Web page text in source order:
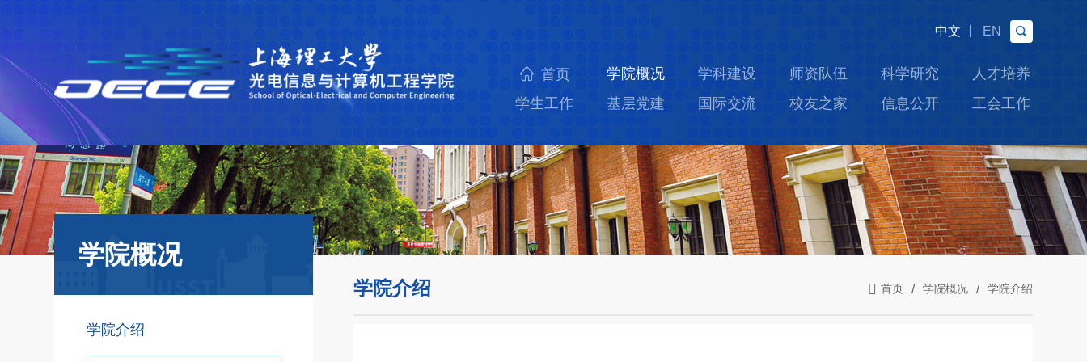
中文 EN
首页 学院概况 学科建设 师资队伍 科学研究
人才培养
学生工作
基层党建 国际交流 校友之家 信息公开 工会工作
学院概况
学院介绍
学院介绍 首页 学院概况 学院介绍